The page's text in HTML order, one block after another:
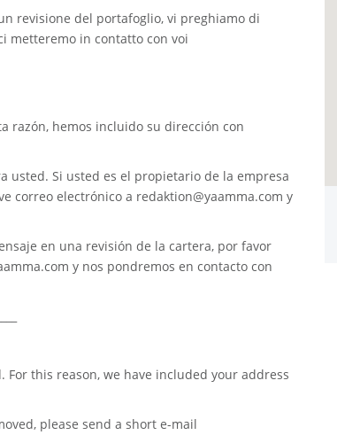
revisione del portafoglio, vi preghiamo di
metteremo in contatto con voi
razón, hemos incluido su dirección con
Si usted es el propietario de la empresa
correo electrónico a redaktion@yaamma.com y
en una revisión de la cartera, por favor
y nos pondremos en contacto con
this reason, we have included your address
please send a short e-mail